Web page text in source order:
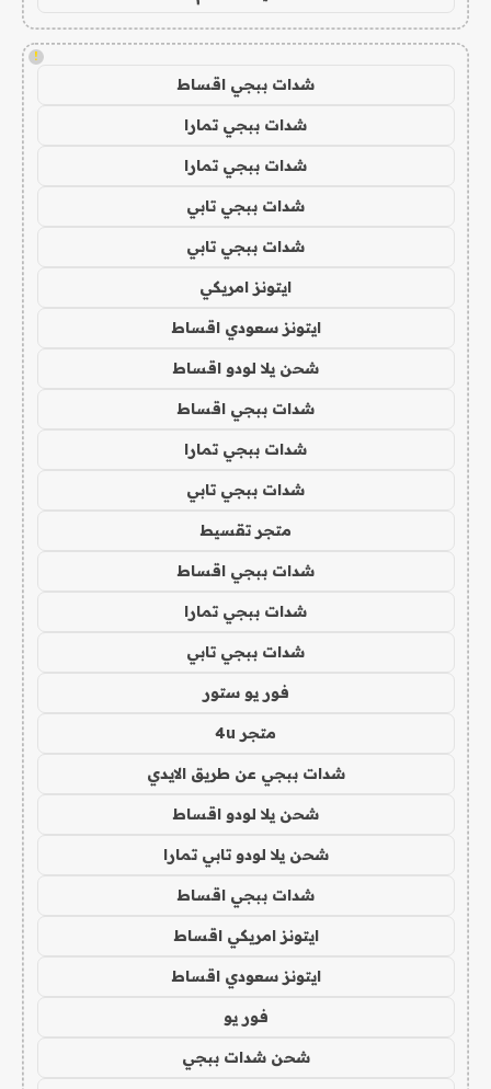
!
شدات ببجي اقساط
شدات ببجي تمارا
شدات ببجي تمارا
شدات ببجي تابي
شدات ببجي تابي
ايتونز امريكي
ايتونز سعودي اقساط
شحن يلا لودو اقساط
شدات ببجي اقساط
شدات ببجي تمارا
شدات ببجي تابي
متجر تقسيط
شدات ببجي اقساط
شدات ببجي تمارا
شدات ببجي تابي
فور يو ستور
متجر 4u
شدات ببجي عن طريق الايدي
شحن يلا لودو اقساط
شحن يلا لودو تابي تمارا
شدات ببجي اقساط
ايتونز امريكي اقساط
ايتونز سعودي اقساط
فور يو
شحن شدات ببجي